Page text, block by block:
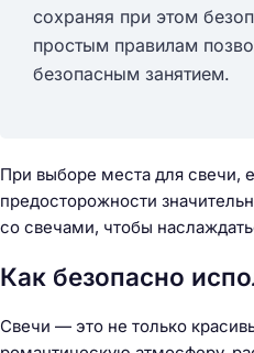
сохраняя при этом
простым правилам
безопасным занятием.
При выборе места для свечи,
предосторожности
со свечами, чтобы
Как безопасно
Свечи — это не только